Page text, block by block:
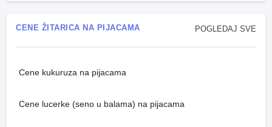
POGLEDAJ SVE
CENE ŽITARICA NA PIJACAMA
Cene kukuruza na pijacama
Cene lucerke (seno u balama) na pijacama